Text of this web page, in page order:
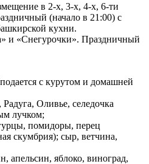
в 2-х, 3-х, 4-х, 6-ти
(начало в 21:00) с
кухни.
и «Снегурочки». Праздничный
с курутом и домашней
Оливье, селедочка
лучком;
помидоры, перец
скумбрия); сыр, ветчина,
апельсин, яблоко, виноград,